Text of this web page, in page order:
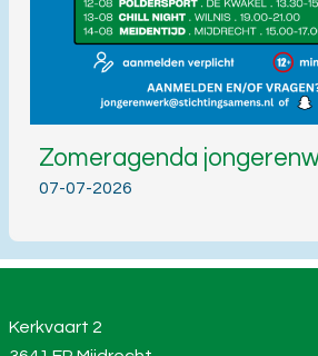
Zomeragenda
07-07-2026
Kerkvaart 2